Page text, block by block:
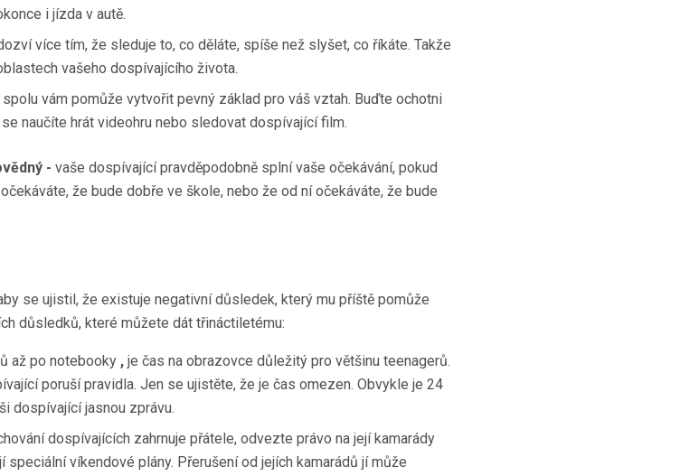
i jízda v autě.
více tím, že sleduje to, co děláte, spíše než slyšet, co říkáte. Takže
vašeho dospívajícího života.
spolu vám pomůže vytvořit pevný základ pro váš vztah. Buďte ochotni
naučíte hrát videohru nebo sledovat dospívající film.
- vaše dospívající pravděpodobně splní vaše očekávání, pokud
že bude dobře ve škole, nebo že od ní očekáváte, že bude
se ujistil, že existuje negativní důsledek, který mu příště pomůže
důsledků, které můžete dát třináctiletému:
až po notebooky , je čas na obrazovce důležitý pro většinu teenagerů.
poruší pravidla. Jen se ujistěte, že je čas omezen. Obvykle je 24
dospívající jasnou zprávu.
dospívajících zahrnuje přátele, odvezte právo na její kamarády
víkendové plány. Přerušení od jejích kamarádů jí může